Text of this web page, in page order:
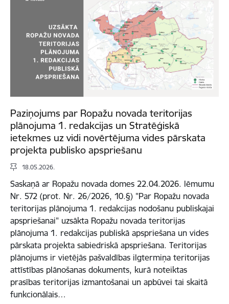
Paziņojums par Ropažu novada teritorijas
plānojuma 1. redakcijas un Stratēģiskā
ietekmes uz vidi novērtējuma vides pārskata
projekta publisko apspriešanu
18.05.2026.
Saskaņā ar Ropažu novada domes 22.04.2026. lēmumu
Nr. 572 (prot. Nr. 26/2026, 10.§) "Par Ropažu novada
teritorijas plānojuma 1. redakcijas nodošanu publiskajai
apspriešanai" uzsākta Ropažu novada teritorijas
plānojuma 1. redakcijas publiskā apspriešana un vides
pārskata projekta sabiedriskā apspriešana. Teritorijas
plānojums ir vietējās pašvaldības ilgtermiņa teritorijas
attīstības plānošanas dokuments, kurā noteiktas
prasības teritorijas izmantošanai un apbūvei tai skaitā
funkcionālais…